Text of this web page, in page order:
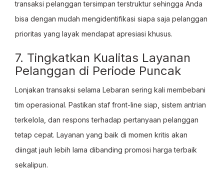
transaksi pelanggan tersimpan terstruktur sehingga Anda
bisa dengan mudah mengidentifikasi siapa saja pelanggan
prioritas yang layak mendapat apresiasi khusus.
7. Tingkatkan Kualitas Layanan
Pelanggan di Periode Puncak
Lonjakan transaksi selama Lebaran sering kali membebani
tim operasional. Pastikan staf front-line siap, sistem antrian
terkelola, dan respons terhadap pertanyaan pelanggan
tetap cepat. Layanan yang baik di momen kritis akan
diingat jauh lebih lama dibanding promosi harga terbaik
sekalipun.